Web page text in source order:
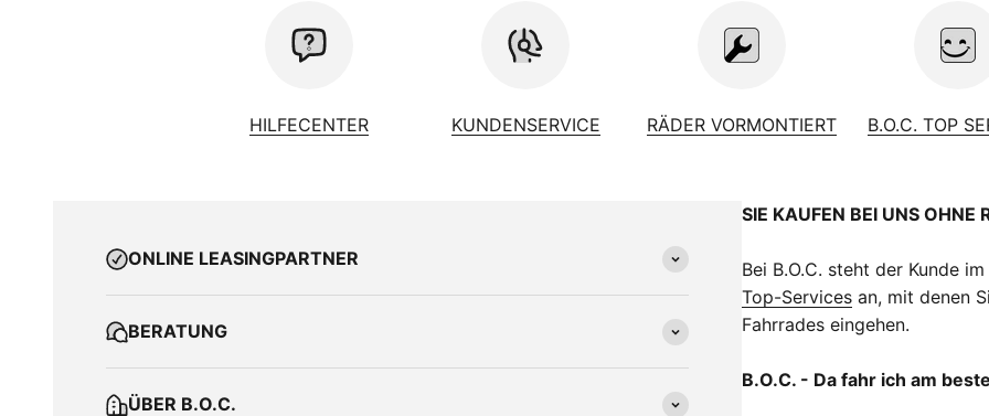
HILFECENTER KUNDENSERVICE RÄDER VORMONTIERT B.O.C. TOP
SIE KAUFEN BEI UNS
Bei B.O.C. steht der Kunde
Top-Services an, mit denen
Fahrrades eingehen.
B.O.C. - Da fahr ich am
ONLINE LEASINGPARTNER
BERATUNG
ÜBER B.O.C.